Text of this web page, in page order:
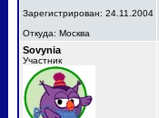
Зарегистрирован: 24.11.2004
Откуда: Москва
Sovynia
Участник